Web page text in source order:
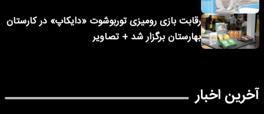
رقابت بازی رومیزی توربوشوت «دایکاپ» در کارستان
بهارستان برگزار شد + تصاویر
آخرین اخبار